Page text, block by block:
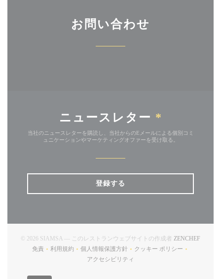
お問い合わせ
ニュースレター *
当社のニュースレターを購読し、当社からのEメールによる個別コミ
ュニケーションやマーケティングオファーを受け取る。
登録する
© 2026 SIAMSA — このレストランウェブサイトの作成者 ZENCHEF
免責
((新しいウィンドウで開きます))
利用規約
((新しいウィンドウで開きます))
個人情報保護方針
((新しいウィンドウで開きます))
クッキー ポリシー
((新しいウィンドウで
アクセシビリティ
((新しいウィンドウで開きます))